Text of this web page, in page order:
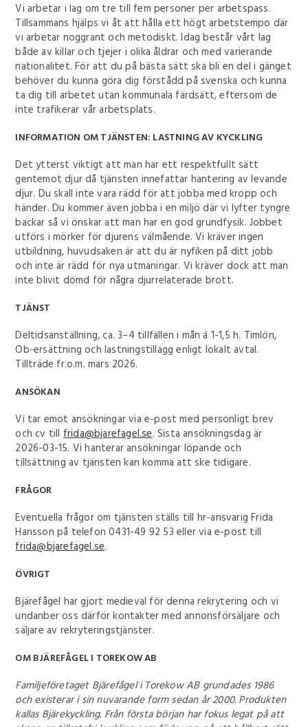
Vi arbetar i lag om tre till fem personer per arbetspass.
Tillsammans hjälps vi åt att hålla ett högt arbetstempo där
vi arbetar noggrant och metodiskt. Idag består vårt lag
både av killar och tjejer i olika åldrar och med varierande
nationalitet. För att du på bästa sätt ska bli en del i gänget
behöver du kunna göra dig förstådd på svenska och kunna
ta dig till arbetet utan kommunala färdsätt, eftersom de
inte trafikerar vår arbetsplats.
INFORMATION OM TJÄNSTEN: LASTNING AV KYCKLING
Det ytterst viktigt att man har ett respektfullt sätt
gentemot djur då tjänsten innefattar hantering av levande
djur. Du skall inte vara rädd för att jobba med kropp och
händer. Du kommer även jobba i en miljö där vi lyfter tyngre
backar så vi önskar att man har en god grundfysik. Jobbet
utförs i mörker för djurens välmående. Vi kräver ingen
utbildning, huvudsaken är att du är nyfiken på ditt jobb
och inte är rädd för nya utmaningar. Vi kräver dock att man
inte blivit dömd för några djurrelaterade brott.
TJÄNST
Deltidsanställning, ca. 3–4 tillfällen i mån á 1-1,5 h. Timlön,
Ob-ersättning och lastningstillägg enligt lokalt avtal.
Tillträde fr.o.m. mars 2026.
ANSÖKAN
Vi tar emot ansökningar via e-post med personligt brev
och cv tillfrida@bjarefagel.se. Sista ansökningsdag är
2026-03-15. Vi hanterar ansökningar löpande och
tillsättning av tjänsten kan komma att ske tidigare.
FRÅGOR
Eventuella frågor om tjänsten ställs till hr-ansvarig Frida
Hansson på telefon 0431-49 92 53 eller via e-post till
frida@bjarefagel.se.
ÖVRIGT
Bjärefågel har gjort medieval för denna rekrytering och vi
undanber oss därför kontakter med annonsförsäljare och
säljare av rekryteringstjänster.
OM BJÄREFÅGEL I TOREKOW AB
Familjeföretaget Bjärefågel i Torekow AB grundades 1986
och existerar i sin nuvarande form sedan år 2000. Produkten
kallas Bjärekyckling. Från första början har fokus legat på att